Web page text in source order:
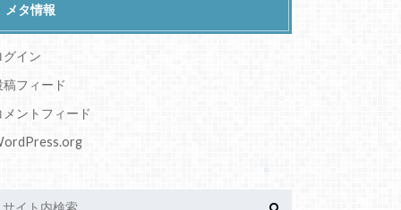
メタ情報
グイン
稿フィード
メントフィード